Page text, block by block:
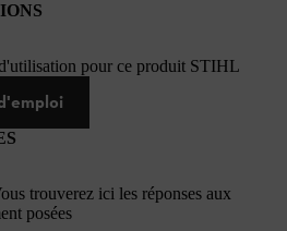
pour ce produit STIHL
trouverez ici les réponses aux
posées